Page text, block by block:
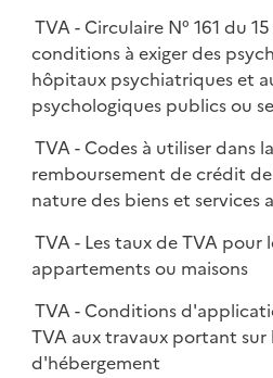
TVA - Circulaire N° 161 du
conditions à exiger des
hôpitaux psychiatriques et
psychologiques publics ou
TVA - Codes à utiliser dans
remboursement de crédit
nature des biens et services
TVA - Les taux de TVA pour
appartements ou maisons
TVA - Conditions
TVA aux travaux portant sur
d'hébergement